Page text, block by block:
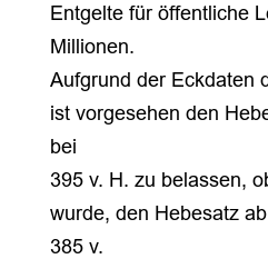
Entgelte für öffentliche
Millionen.
Aufgrund der Eckdaten
ist vorgesehen den
bei
395 v. H. zu belassen,
wurde, den Hebesatz
385 v.